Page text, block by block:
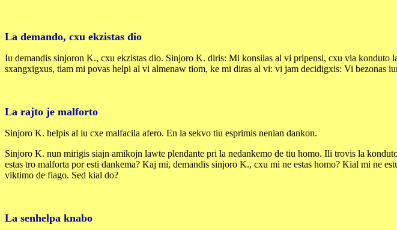
La demando, cxu ekzistas dio
Iu demandis sinjoron K., cxu ekzistas dio. Sinjoro K. diris: Mi konsilas al vi pripensi, cxu via konduto
sxangxigxus, tiam mi povas helpi al vi almenaw tiom, ke mi diras al vi: vi jam decidigxis: Vi bezonas
La rajto je malforto
Sinjoro K. helpis al iu cxe malfacila afero. En la sekvo tiu esprimis nenian dankon.
Sinjoro K. nun mirigis siajn amikojn lawte plendante pri la nedankemo de tiu homo. Ili trovis la
estas tro malforta por esti dankema? Kaj mi, demandis sinjoro K., cxu mi ne estas homo? Kial mi ne
viktimo de fiago. Sed kial do?
La senhelpa knabo